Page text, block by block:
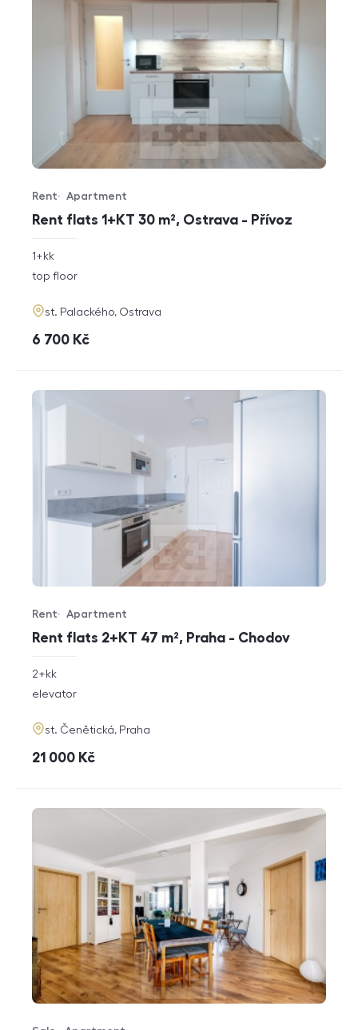
Rent flats 1+KT 30 m², Ostrava - Přívoz
Offer type
Rent
Property type
Apartment
rozměry
1+kk
funkce
top floor
adresa
st. Palackého, Ostrava
cena
6 700 Kč
Rent flats 2+KT 47 m², Praha - Chodov
Offer type
Rent
Property type
Apartment
rozměry
disposition
2+kk
funkce
elevator
adresa
st. Čenětická, Praha
cena
21 000 Kč